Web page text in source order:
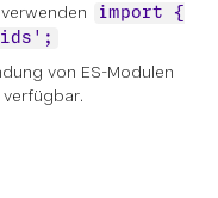
import {
von ES-Modulen